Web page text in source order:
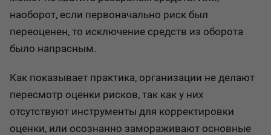
наоборот, если первоначально риск был
переоценен, то исключение средств из оборота
было напрасным.
Как показывает практика, организации не делают
пересмотр оценки рисков, так как у них
отсутствуют инструменты для корректировки
оценки, или осознанно замораживают основные